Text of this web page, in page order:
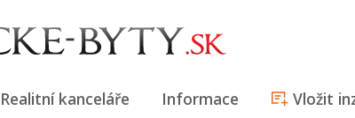
Realitní kanceláře Informace Vložit